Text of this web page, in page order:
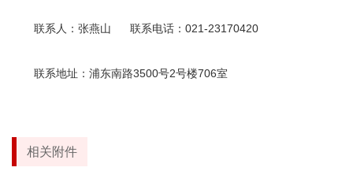
联系人：张燕山 联系电话：021-23170420
联系地址：浦东南路3500号2号楼706室
相关附件